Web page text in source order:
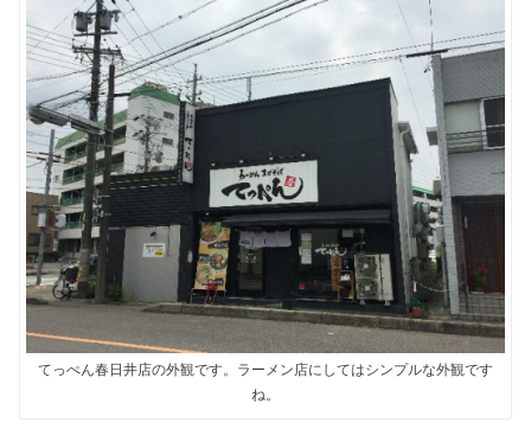
てっぺん春日井店の外観です。ラーメン店にしてはシンプルな外観です
ね。